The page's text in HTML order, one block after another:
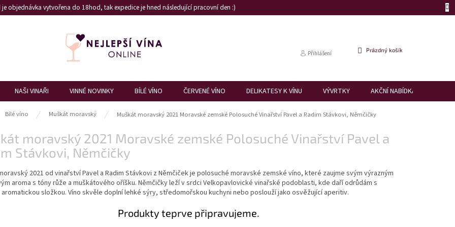
objednávka vytvořena do 18hod, tak expedice je hned následující pracovní den :)
Přihlášení
NÁKUPNÍ
Prázdný košík
NAŠI VINAŘI VINNÉ NOVINKY BÍLÉ VÍNO ČERVENÉ VÍNO DELIKATESY K VÍNU VÝVRTKY AKČNÍ NABÍDKA
Bílé víno Muškát moravský Muškát moravský 2021 Moravské zemské Polosuché Vinařství Pavel a Radim Stávkovi, Němčičky
moravský 2021 Moravské zemské Polosuché Vinařství Pavel a
Stávkovi, Němčičky
2021 od vinařství Pavel a Radim Stávkovi z Němčiček je polosuché moravské zemské víno, které zaujme svým výrazným
aroma s tóny růže a muškátového oříšku. Němčičky leží v srdci Velkopavlovické vinařské podoblasti, kde daří odrůdám s
složkou. Víno skvěle doplní lehké sýry, středomořskou kuchyni nebo poslouží jako osvěžující aperitiv.
Produkty teprve připravujeme.